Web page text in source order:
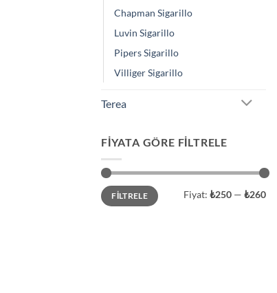
Chapman Sigarillo
Luvin Sigarillo
Pipers Sigarillo
Villiger Sigarillo
Terea
FIYATA GÖRE FILTRELE
En
düşük
fiyat
En
yüksek
fiyat
FILTRELE Fiyat: ₺250 — ₺260